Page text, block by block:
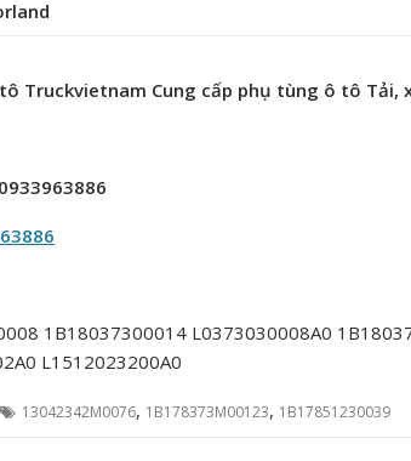
Truckvietnam Cung cấp phụ tùng ô tô Tải,
1B18037300014 L0373030008A0
L1512023200A0
13042342M0076, 1B178373M00123, 1B17851230039